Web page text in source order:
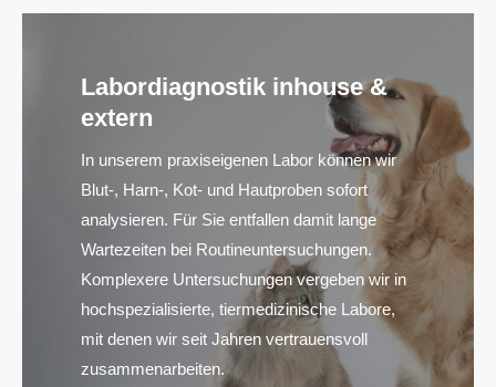
Labordiagnostik inhouse &
extern
In unserem praxiseigenen Labor können wir
Blut-, Harn-, Kot- und Hautproben sofort
analysieren. Für Sie entfallen damit lange
Wartezeiten bei Routineuntersuchungen.
Komplexere Untersuchungen vergeben wir in
hochspezialisierte, tiermedizinische Labore,
mit denen wir seit Jahren vertrauensvoll
zusammenarbeiten.